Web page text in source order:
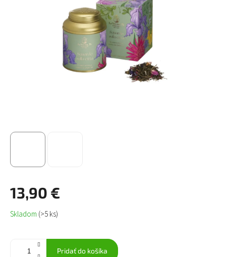
13,90 €
Jednotková
cena:
Skladom (>5 ks)
Pridať do košíka